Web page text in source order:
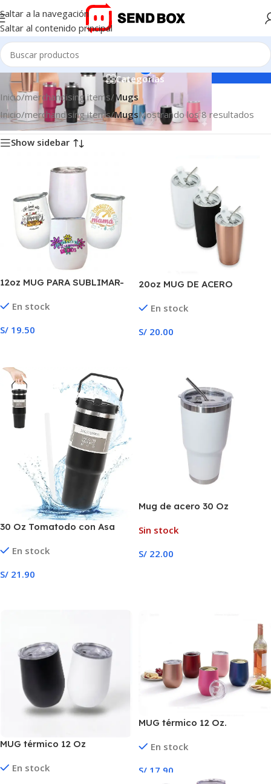
Saltar a la navegación
Saltar al contenido principal
Mugs
Categorías
Inicio/merchandising items/Mugs
Inicio/merchandising items/MugsMostrando los 8 resultados
Show sidebar
12oz MUG PARA SUBLIMAR-
En stock
S/ 19.50
20oz MUG DE ACERO
En stock
S/ 20.00
30 Oz Tomatodo con Asa
En stock
S/ 21.90
Mug de acero 30 Oz
Sin stock
S/ 22.00
MUG térmico 12 Oz
En stock
MUG térmico 12 Oz.
En stock
S/ 17.90